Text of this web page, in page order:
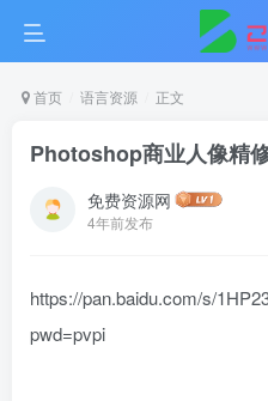
首页 语言资源 正文
Photoshop商业人像精
免费资源网
4年前发布
https://pan.baidu.com/s/
pwd=pvpi